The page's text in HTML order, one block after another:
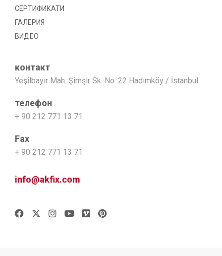
СЕРТИФИКАТИ
ГАЛЕРИЯ
ВИДЕО
контакт
Yeşilbayır Mah. Şimşir Sk. No: 22 Hadımköy / İstanbul
телефон
+ 90 212 771 13 71
Fax
+ 90 212 771 13 71
info@akfix.com